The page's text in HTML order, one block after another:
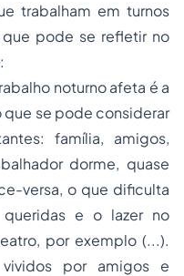
trabalham em turnos
que pode se refletir no
noturno afeta é a
se pode considerar
família, amigos,
dorme, quase
versa, o que dificulta
e o lazer no
por exemplo (...).
vividos por amigos e